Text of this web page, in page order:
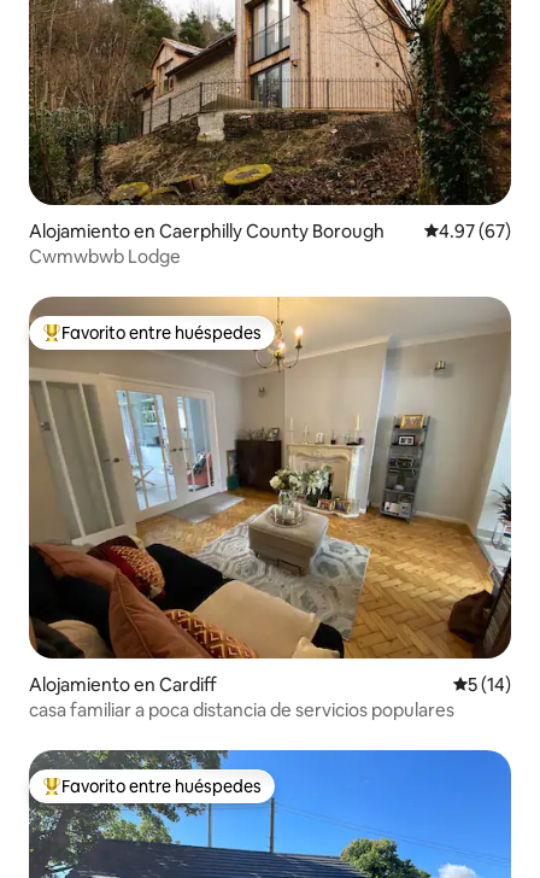
Alojamiento en Caerphilly County Borough Calificación
4.97 (67)
Cwmwbwb Lodge
Favorito entre huéspedes preferido
Favorito entre huéspedes
Alojamiento en Cardiff
5 (14)
casa familiar a poca distancia de servicios populares
Favorito entre huéspedes preferido
Favorito entre huéspedes